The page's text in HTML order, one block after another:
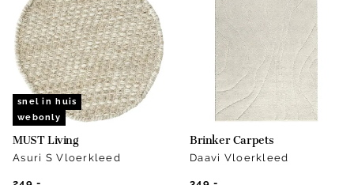
snel in huis
webonly
MUST Living
Asuri S Vloerkleed
Brinker Carpets
Daavi Vloerkleed